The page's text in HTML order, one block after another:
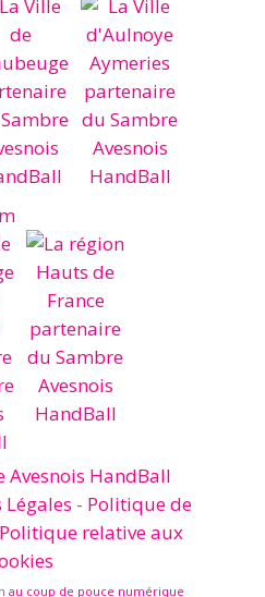
Avesnois HandBall
- Politique de
Politique relative aux
au coup de pouce numérique